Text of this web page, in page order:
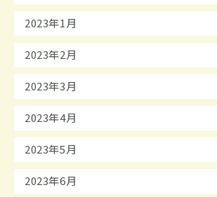
2023年1月
2023年2月
2023年3月
2023年4月
2023年5月
2023年6月